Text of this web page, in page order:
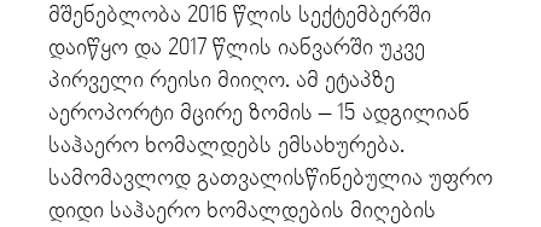
მშენებლობა 2016 წლის სექტემბერში
დაიწყო და 2017 წლის იანვარში უკვე
პირველი რეისი მიიღო. ამ ეტაპზე
აეროპორტი მცირე ზომის – 15 ადგილიან
საჰაერო ხომალდებს ემსახურება.
სამომავლოდ გათვალისწინებულია უფრო
დიდი საჰაერო ხომალდების მიღების